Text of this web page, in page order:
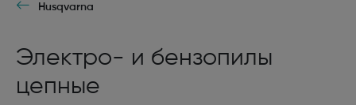
Husqvarna
Электро- и бензопилы
цепные